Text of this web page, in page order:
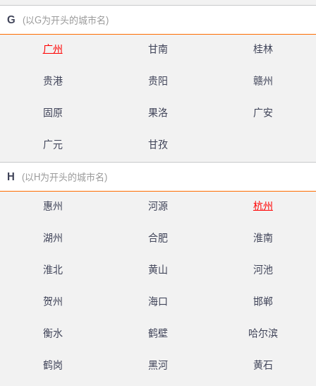
G (以G为开头的城市名)
广州 甘南 桂林
贵港 贵阳 赣州
固原 果洛 广安
广元 甘孜
H (以H为开头的城市名)
惠州 河源 杭州
湖州 合肥 淮南
淮北 黄山 河池
贺州 海口 邯郸
衡水 鹤壁 哈尔滨
鹤岗 黑河 黄石